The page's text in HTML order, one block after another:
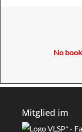
No
Mitglied im